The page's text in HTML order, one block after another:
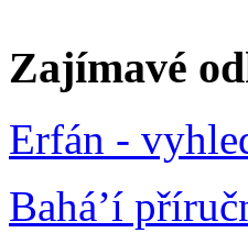
Zajímavé
Erfán -
Bahá’í